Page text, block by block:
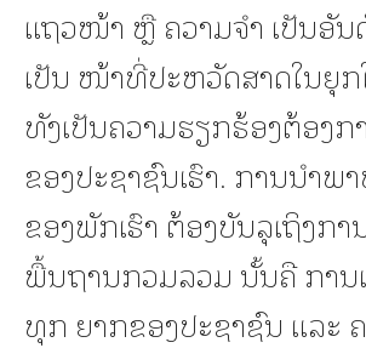
ແຖວໜ້າ ຫຼື ຄວາມຈຳ ເປັນອັ
ເປັນ ໜ້າທີ່ປະຫວັດສາດໃນຍຸ
ທັງເປັນຄວາມຮຽກຮ້ອງຕ້ອງ
ຂອງປະຊາຊົນເຮົາ. ການນໍາພ
ຂອງພັກເຮົາ ຕ້ອງບັນລຸເຖິງກ
ພື້ນຖານກວມລວມ ນັ້ນຄື ການ
ທຸກ ຍາກຂອງປະຊາຊົນ ແລະ